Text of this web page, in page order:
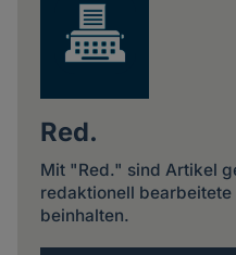
Red.
Mit "Red." sind Artikel
redaktionell
beinhalten.